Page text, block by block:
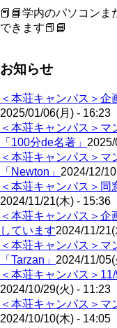
📕📘学内のパソコンま
できます📕📘
お知らせ
＜本荘キャンパス＞
2025/01/06(月) - 16:23
＜本荘キャンパス＞
「100分de名著」
＜本荘キャンパス＞
「Newton」 2024/12/
＜本荘キャンパス＞同
2024/11/21(木) - 15:36
＜本荘キャンパス＞
しています2024/11/
＜本荘キャンパス＞
「Tarzan」 2024/11/
＜本荘キャンパス＞
2024/10/29(火) - 11:23
＜本荘キャンパス＞
2024/10/10(木) - 14:05